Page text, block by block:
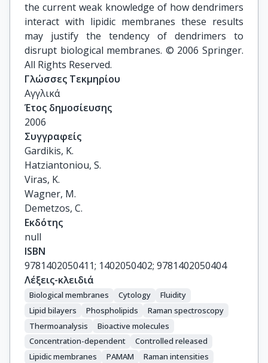
the current weak knowledge of how dendrimers
interact with lipidic membranes these results
may justify the tendency of dendrimers to
disrupt biological membranes. © 2006 Springer.
All Rights Reserved.
Γλώσσες Τεκμηρίου
Αγγλικά
Έτος δημοσίευσης
2006
Συγγραφείς
Gardikis, K.
Hatziantoniou, S.
Viras, K.
Wagner, M.
Demetzos, C.
Εκδότης
null
ISBN
9781402050411; 1402050402; 9781402050404
Λέξεις-κλειδιά
Biological membranes Cytology
Fluidity
Lipid bilayers
Phospholipids
Raman spectroscopy
Thermoanalysis
Bioactive molecules
Concentration-dependent
Controlled released
Lipidic membranes
PAMAM
Raman intensities